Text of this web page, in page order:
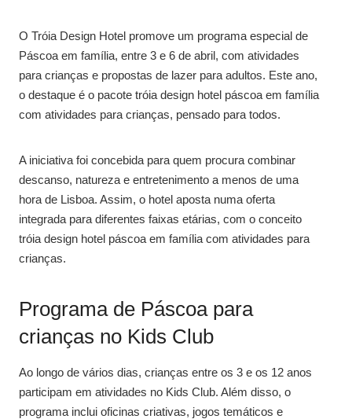
O Tróia Design Hotel promove um programa especial de
Páscoa em família, entre 3 e 6 de abril, com atividades
para crianças e propostas de lazer para adultos. Este ano,
o destaque é o pacote tróia design hotel páscoa em família
com atividades para crianças, pensado para todos.
A iniciativa foi concebida para quem procura combinar
descanso, natureza e entretenimento a menos de uma
hora de Lisboa. Assim, o hotel aposta numa oferta
integrada para diferentes faixas etárias, com o conceito
tróia design hotel páscoa em família com atividades para
crianças.
Programa de Páscoa para
crianças no Kids Club
Ao longo de vários dias, crianças entre os 3 e os 12 anos
participam em atividades no Kids Club. Além disso, o
programa inclui oficinas criativas, jogos temáticos e